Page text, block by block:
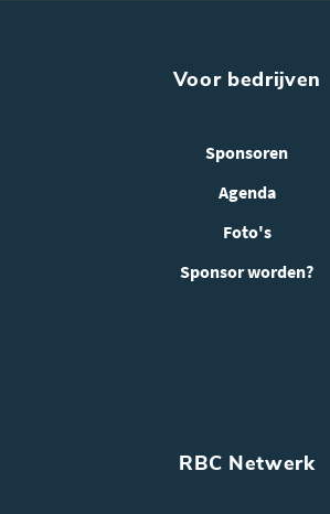
Voor bedrijven
Sponsoren
Agenda
Foto's
Sponsor worden?
RBC Netwerk